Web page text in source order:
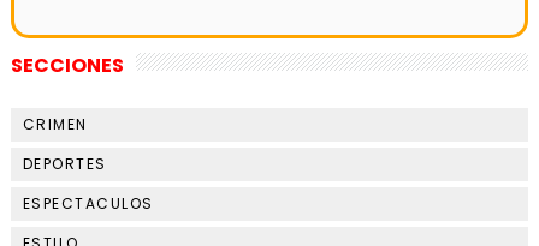
SECCIONES
CRIMEN
DEPORTES
ESPECTACULOS